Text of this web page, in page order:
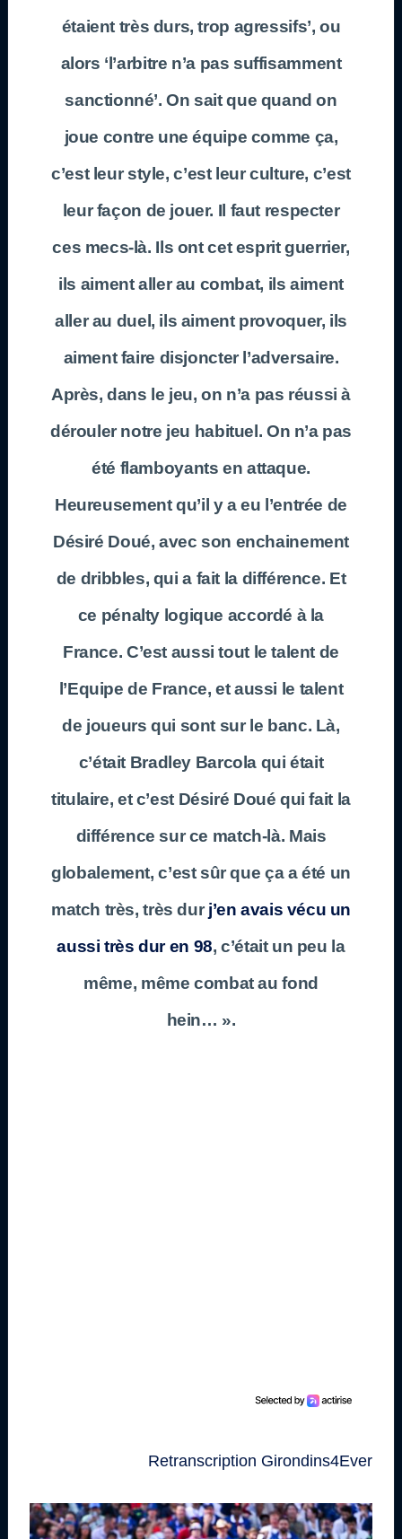
étaient très durs, trop agressifs’, ou
alors ‘l’arbitre n’a pas suffisamment
sanctionné’. On sait que quand on
joue contre une équipe comme ça,
c’est leur style, c’est leur culture, c’est
leur façon de jouer. Il faut respecter
ces mecs-là. Ils ont cet esprit guerrier,
ils aiment aller au combat, ils aiment
aller au duel, ils aiment provoquer, ils
aiment faire disjoncter l’adversaire.
Après, dans le jeu, on n’a pas réussi à
dérouler notre jeu habituel. On n’a pas
été flamboyants en attaque.
Heureusement qu’il y a eu l’entrée de
Désiré Doué, avec son enchainement
de dribbles, qui a fait la différence. Et
ce pénalty logique accordé à la
France. C’est aussi tout le talent de
l’Equipe de France, et aussi le talent
de joueurs qui sont sur le banc. Là,
c’était Bradley Barcola qui était
titulaire, et c’est Désiré Doué qui fait la
différence sur ce match-là. Mais
globalement, c’est sûr que ça a été un
match très, très dur j’en avais vécu un
aussi très dur en 98, c’était un peu la
même, même combat au fond
hein… ».
Retranscription Girondins4Ever